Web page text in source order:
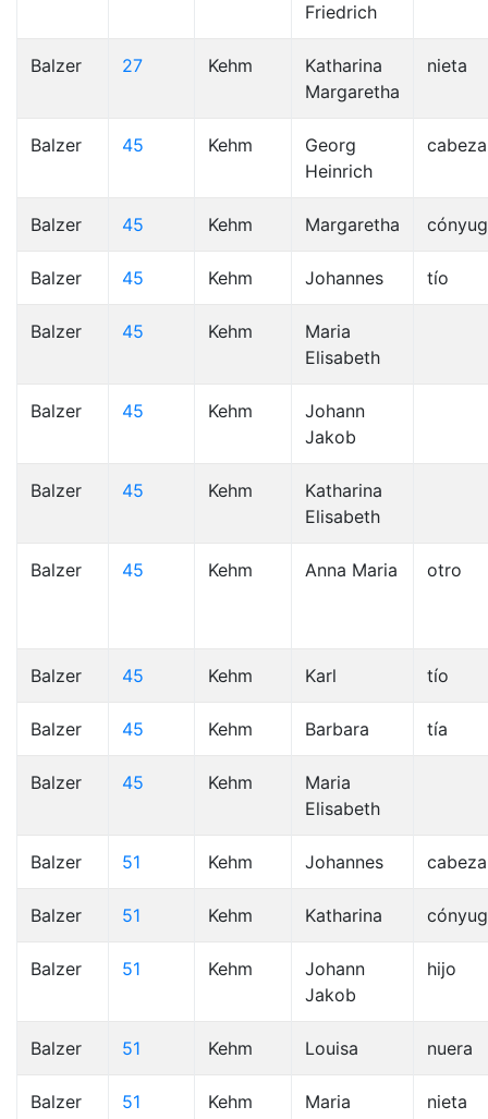
Friedrich
Balzer 27 Kehm
Katharina
Margaretha
nieta
Balzer 45 Kehm
Georg
Heinrich
cabeza
Balzer 45 Kehm Margaretha
Balzer 45 Kehm Johannes tío
Balzer 45 Kehm
Maria
Elisabeth
Balzer 45 Kehm
Johann
Jakob
Balzer 45 Kehm
Katharina
Elisabeth
Balzer 45 Kehm Anna Maria otro
Balzer 45 Kehm Karl tío
Balzer 45 Kehm Barbara tía
Balzer 45 Kehm
Maria
Elisabeth
Balzer 51 Kehm Johannes cabeza
Balzer 51 Kehm Katharina
Balzer 51 Kehm
Johann
Jakob
hijo
Balzer 51 Kehm Louisa nuera
Balzer 51 Kehm
Maria
nieta